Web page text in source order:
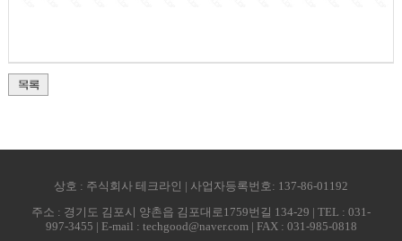
상호 : 주식회사 테크라인 | 사업자등록번호: 137-86-01192
주소 : 경기도 김포시 양촌읍 김포대로1759번길 134-29 | TEL : 031-
997-3455 | E-mail : techgood@naver.com | FAX : 031-985-0818